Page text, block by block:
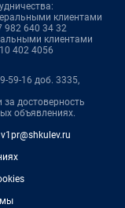
клиентами
982 640 34 32
клиентами
402 4056
59-16 доб. 3335,
за достоверность
объявлениях.
v1pr@shkulev.ru